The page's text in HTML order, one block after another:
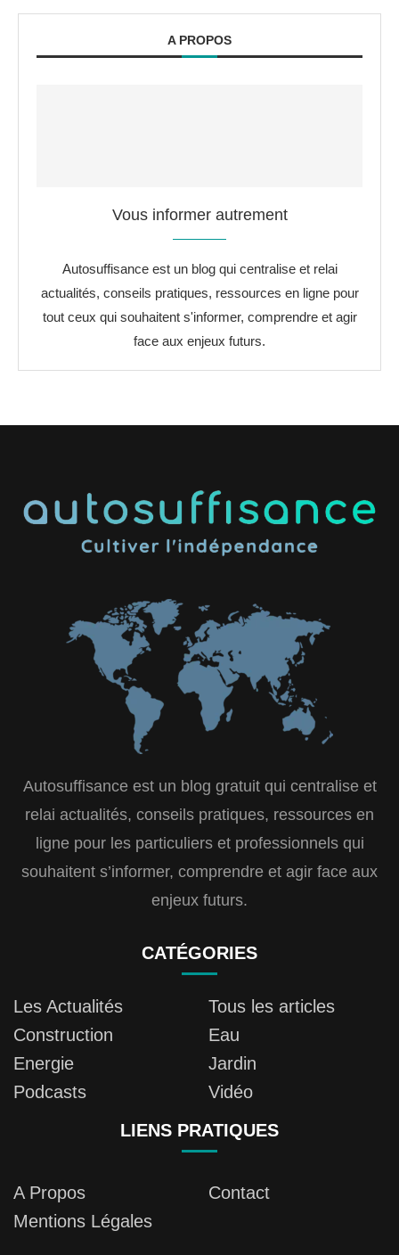
A PROPOS
Vous informer autrement
Autosuffisance est un blog qui centralise et relai
actualités, conseils pratiques, ressources en ligne pour
tout ceux qui souhaitent s'informer, comprendre et agir
face aux enjeux futurs.
Autosuffisance est un blog gratuit qui centralise et
relai actualités, conseils pratiques, ressources en
ligne pour les particuliers et professionnels qui
souhaitent s’informer, comprendre et agir face aux
enjeux futurs.
CATÉGORIES
Les Actualités
Tous les articles
Construction
Eau
Energie
Jardin
Podcasts
Vidéo
LIENS PRATIQUES
A Propos
Contact
Mentions Légales